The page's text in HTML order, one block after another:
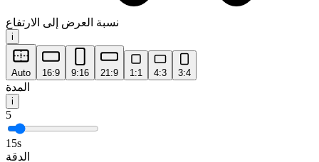
نسبة العرض إلى الارتفاع
i
Auto 16:9 9:16 21:9 1:1 4:3 3:4
المدة
i
5
15s
الدقة